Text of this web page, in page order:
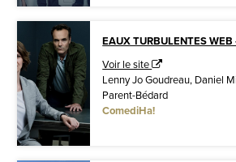
EAUX TURBULENTES WEB
Voir le site
Lenny Jo Goudreau, Daniel
Parent-Bédard
ComediHa!